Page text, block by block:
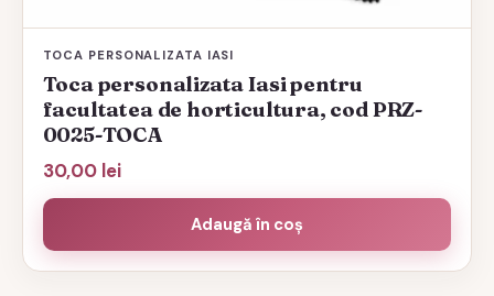
TOCA PERSONALIZATA IASI
Toca personalizata Iasi pentru
facultatea de horticultura, cod PRZ-
0025-TOCA
30,00 lei
Adaugă în coș